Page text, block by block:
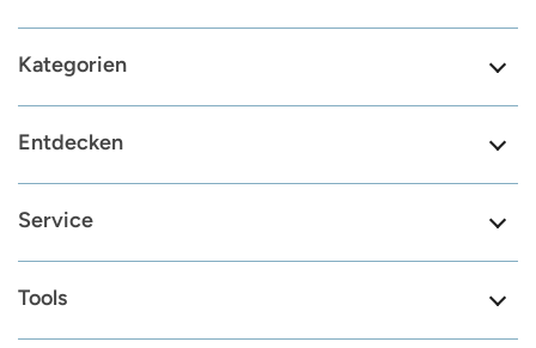
Kategorien
Entdecken
Service
Tools